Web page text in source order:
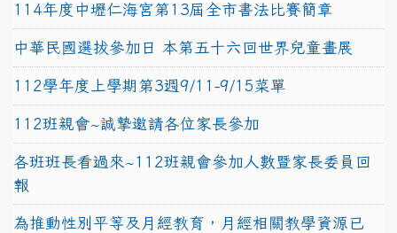
114年度中壢仁海宮第13屆全市書法比賽簡章
中華民國選拔參加日 本第五十六回世界兒童畫展
112學年度上學期第3週9/11-9/15菜單
112班親會~誠摯邀請各位家長參加
各班班長看過來~112班親會參加人數暨家長委員回
報
為推動性別平等及月經教育，月經相關教學資源已